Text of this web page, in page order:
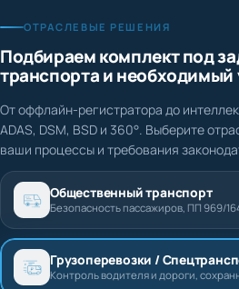
ОТРАСЛЕВЫЕ РЕШЕНИЯ
Подбираем комплект под
транспорта и необходимый
От оффлайн-регистратора до
ADAS, DSM, BSD и 360°. Выберите
ваши процессы и требования
Общественный транспорт
Безопасность пассажиров, ПП 969/
Грузоперевозки /
Контроль водителя и дороги,